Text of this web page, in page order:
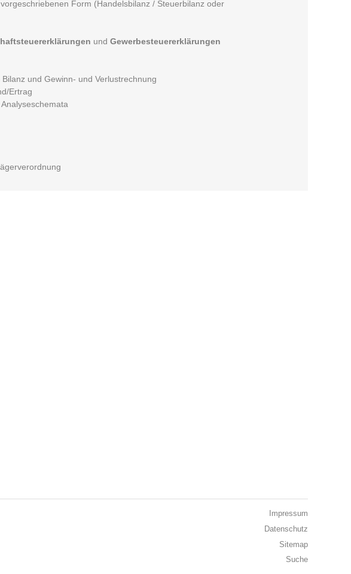
Form (Handelsbilanz / Steuerbilanz oder
und Gewerbesteuererklärungen
und Gewinn- und Verlustrechnung
Ertrag
Impressum
Datenschutz
Sitemap
Suche